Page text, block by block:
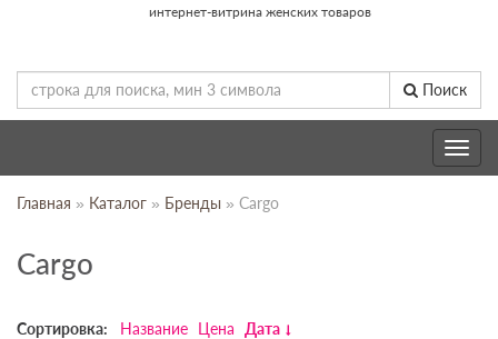
интернет-витрина женских товаров
Поиск
Toggle
Главная » Каталог » Бренды » Cargo
Cargo
Сортировка: Название Цена Дата